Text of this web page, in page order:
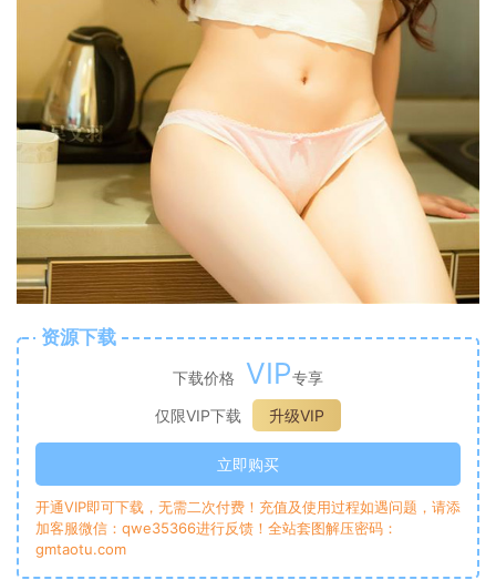
资源下载
下载价格 VIP专享
仅限VIP下载
升级VIP
立即购买
开通VIP即可下载，无需二次付费！充值及使用过程如遇问题，请添
加客服微信：qwe35366进行反馈！全站套图解压密码：
gmtaotu.com